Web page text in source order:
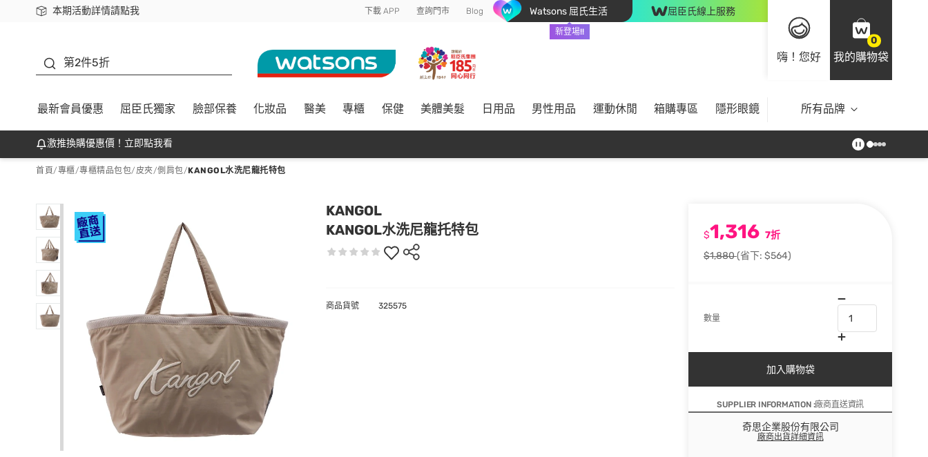
本期活動詳情請點我
下載app最高回饋$350 下載 APP 查詢門市 Blog Watsons 屈氏生活
新登場!!
屈臣氏線上服務
嗨！您好
0
我的購物袋
第2件5折
最新會員優惠 屈臣氏獨家 臉部保養 化妝品 醫美 專櫃 保健 美體美髮 日用品 男性用品 運動休閒 箱購專區 隱形眼鏡 所有品牌
激推換購優惠價！立即點我看
首頁/專櫃/專櫃精品包包/皮夾/側肩包/KANGOL水洗尼龍托特包
KANGOL
KANGOL水洗尼龍托特包
$1,316 7折
$1,880(省下: $564)
數量
加入購物袋
SUPPLIER INFORMATION :廠商直送資訊
奇思企業股份有限公司
廠商出貨詳細資訊
商品貨號 325575